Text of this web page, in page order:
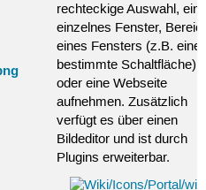
rechteckige Auswahl, ein
einzelnes Fenster,
eines Fensters (z.B.
bestimmte Schaltfläche)
oder eine Webseite
aufnehmen. Zusätzlich
verfügt es über einen
Bildeditor und ist durch
Plugins erweiterbar.